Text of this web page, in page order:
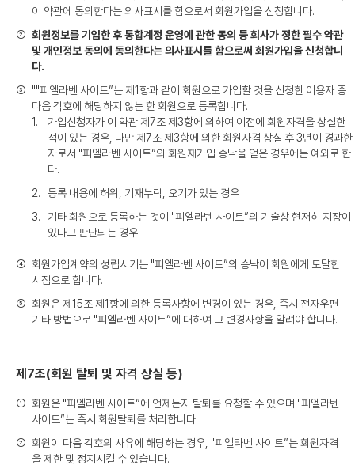
이 약관에 동의한다는 의사표시를 함으로서 회원가입을 신청합니다.
② 회원정보를 기입한 후 통합계정 운영에 관한 동의 등 회사가 정한 필수 약관
및 개인정보 동의에 동의한다는 의사표시를 함으로써 회원가입을 신청합니
다.
③ ""피엘라벤 사이트”는 제1항과 같이 회원으로 가입할 것을 신청한 이용자 중
다음 각호에 해당하지 않는 한 회원으로 등록합니다.
1.
가입신청자가 이 약관 제7조 제3항에 의하여 이전에 회원자격을 상실한
적이 있는 경우, 다만 제7조 제3항에 의한 회원자격 상실 후 3년이 경과한
자로서 "피엘라벤 사이트”의 회원재가입 승낙을 얻은 경우에는 예외로 한
다.
2.
등록 내용에 허위, 기재누락, 오기가 있는 경우
3.
기타 회원으로 등록하는 것이 "피엘라벤 사이트”의 기술상 현저히 지장이
있다고 판단되는 경우
④ 회원가입계약의 성립시기는 "피엘라벤 사이트”의 승낙이 회원에게 도달한
시점으로 합니다.
⑤ 회원은 제15조 제1항에 의한 등록사항에 변경이 있는 경우, 즉시 전자우편
기타 방법으로 "피엘라벤 사이트”에 대하여 그 변경사항을 알려야 합니다.
제7조(회원 탈퇴 및 자격 상실 등)
① 회원은 "피엘라벤 사이트”에 언제든지 탈퇴를 요청할 수 있으며 "피엘라벤
사이트”는 즉시 회원탈퇴를 처리합니다.
② 회원이 다음 각호의 사유에 해당하는 경우, "피엘라벤 사이트”는 회원자격
을 제한 및 정지시킬 수 있습니다.